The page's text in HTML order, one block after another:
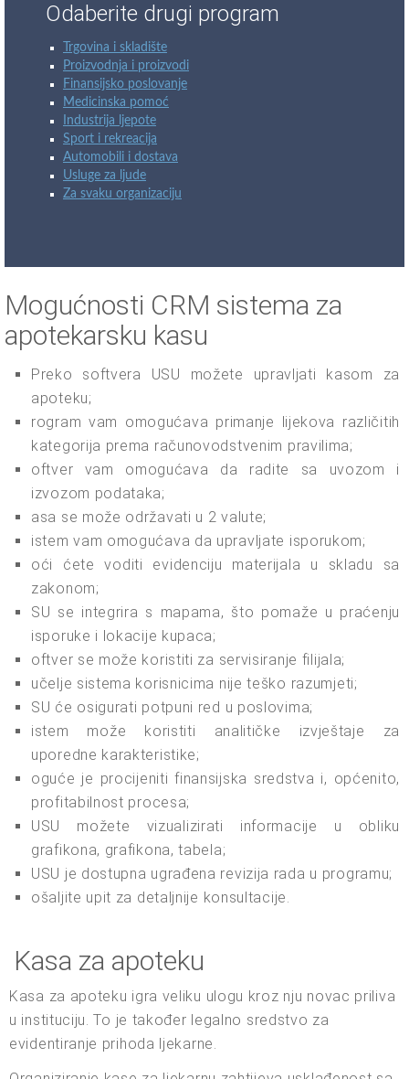
Odaberite drugi program
Trgovina i skladište
Proizvodnja i proizvodi
Finansijsko poslovanje
Medicinska pomoć
Industrija ljepote
Sport i rekreacija
Automobili i dostava
Usluge za ljude
Za svaku organizaciju
Mogućnosti CRM sistema za
apotekarsku kasu
Preko softvera USU možete upravljati kasom za
apoteku;
rogram vam omogućava primanje lijekova različitih
kategorija prema računovodstvenim pravilima;
oftver vam omogućava da radite sa uvozom i
izvozom podataka;
asa se može održavati u 2 valute;
istem vam omogućava da upravljate isporukom;
oći ćete voditi evidenciju materijala u skladu sa
zakonom;
SU se integrira s mapama, što pomaže u praćenju
isporuke i lokacije kupaca;
oftver se može koristiti za servisiranje filijala;
učelje sistema korisnicima nije teško razumjeti;
SU će osigurati potpuni red u poslovima;
istem može koristiti analitičke izvještaje za
uporedne karakteristike;
oguće je procijeniti finansijska sredstva i, općenito,
profitabilnost procesa;
USU možete vizualizirati informacije u obliku
grafikona, grafikona, tabela;
USU je dostupna ugrađena revizija rada u programu;
ošaljite upit za detaljnije konsultacije.
Kasa za apoteku
Kasa za apoteku igra veliku ulogu kroz nju novac priliva
u instituciju. To je također legalno sredstvo za
evidentiranje prihoda ljekarne.